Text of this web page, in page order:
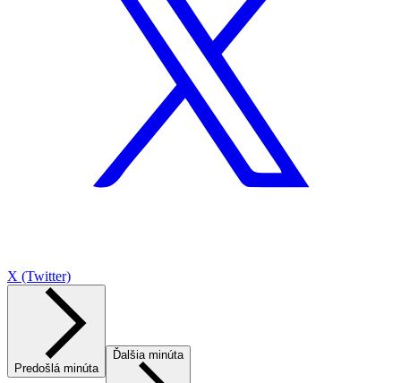
X (Twitter)
Predošlá minúta
Ďalšia minúta